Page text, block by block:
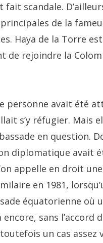
scandale.
de la
Haya de la Torre
de rejoindre la
personne avait été
s’y réfugier. Mais
en question.
diplomatique avait
appelle en droit
en 1981,
équatorienne où
sans l’accord
un cas assez